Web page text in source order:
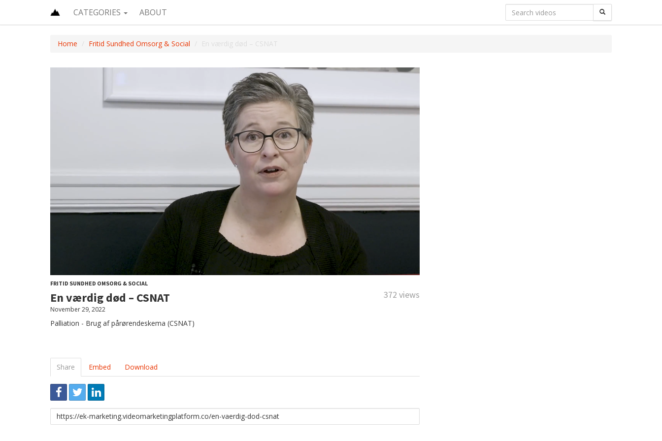
CATEGORIES ABOUT
Home Fritid Sundhed Omsorg & Social En værdig død – CSNAT
FRITID SUNDHED OMSORG & SOCIAL
En værdig død – CSNAT 372 views
November 29, 2022
Palliation - Brug af pårørendeskema (CSNAT)
Share Embed Download
Link
to